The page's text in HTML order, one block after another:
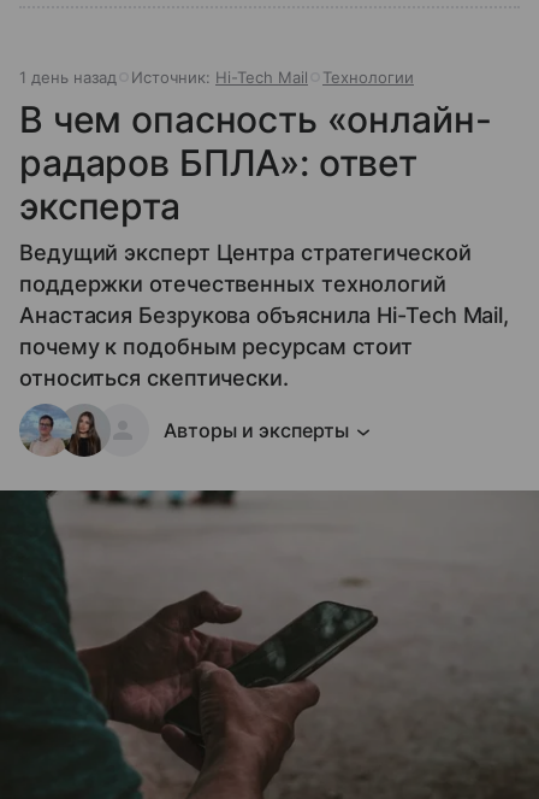
1 день назад Источник: Hi-Tech Mail Технологии
В чем опасность «онлайн-
радаров БПЛА»: ответ
эксперта
Ведущий эксперт Центра стратегической
поддержки отечественных технологий
Анастасия Безрукова объяснила Hi-Tech Mail,
почему к подобным ресурсам стоит
относиться скептически.
Авторы и эксперты